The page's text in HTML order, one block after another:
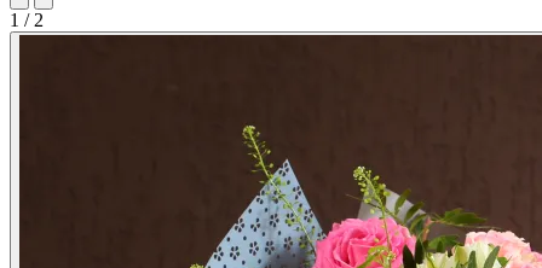
1 / 2